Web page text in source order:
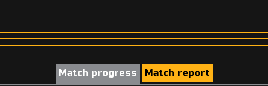
Match progress Match report